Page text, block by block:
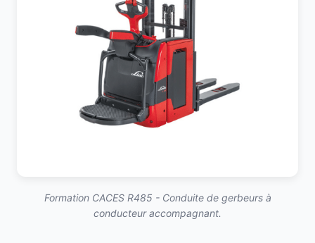
Formation CACES R485 - Conduite de gerbeurs à
conducteur accompagnant.